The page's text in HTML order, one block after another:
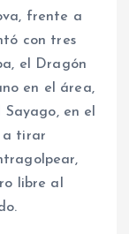
frente a
con tres
el Dragón
en el área,
en el
a tirar
libre al